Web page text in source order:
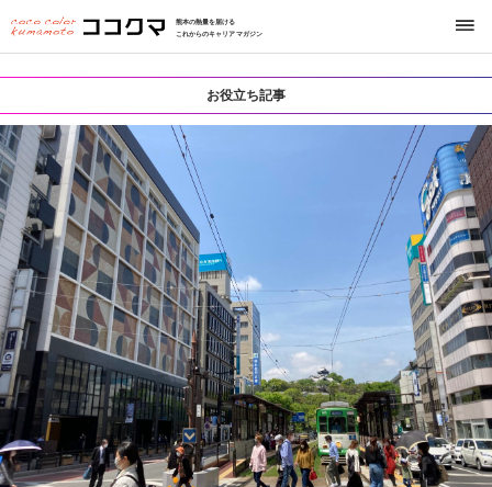
熊本の熱量を届ける
これからのキャリアマガジン
お役立ち記事